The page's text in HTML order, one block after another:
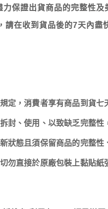
保證出貨商品的完整性
請在收到貨品後的7天內盡
定，消費者享有商品到貨
封、使用、以致缺乏完整性
狀態且須保留商品的完整
勿直接於原廠包裝上黏貼